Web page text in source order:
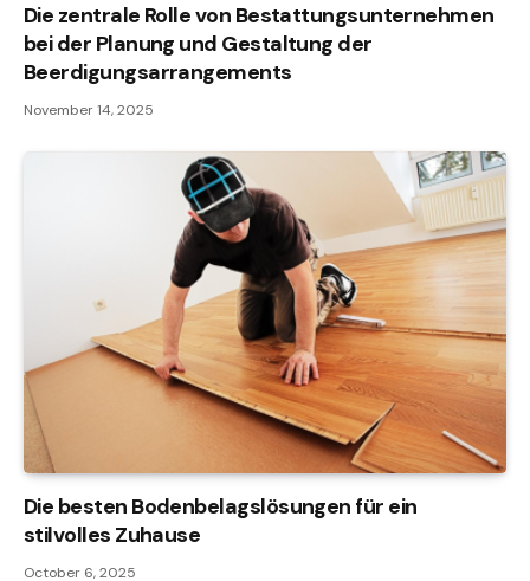
Die zentrale Rolle von Bestattungsunternehmen
bei der Planung und Gestaltung der
Beerdigungsarrangements
November 14, 2025
Die besten Bodenbelagslösungen für ein
stilvolles Zuhause
October 6, 2025